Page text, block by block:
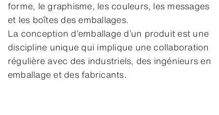
forme, le graphisme, les couleurs, les messages
et les boîtes des emballages.
La conception d’emballage d’un produit est une
discipline unique qui implique une collaboration
régulière avec des industriels, des ingénieurs en
emballage et des fabricants.